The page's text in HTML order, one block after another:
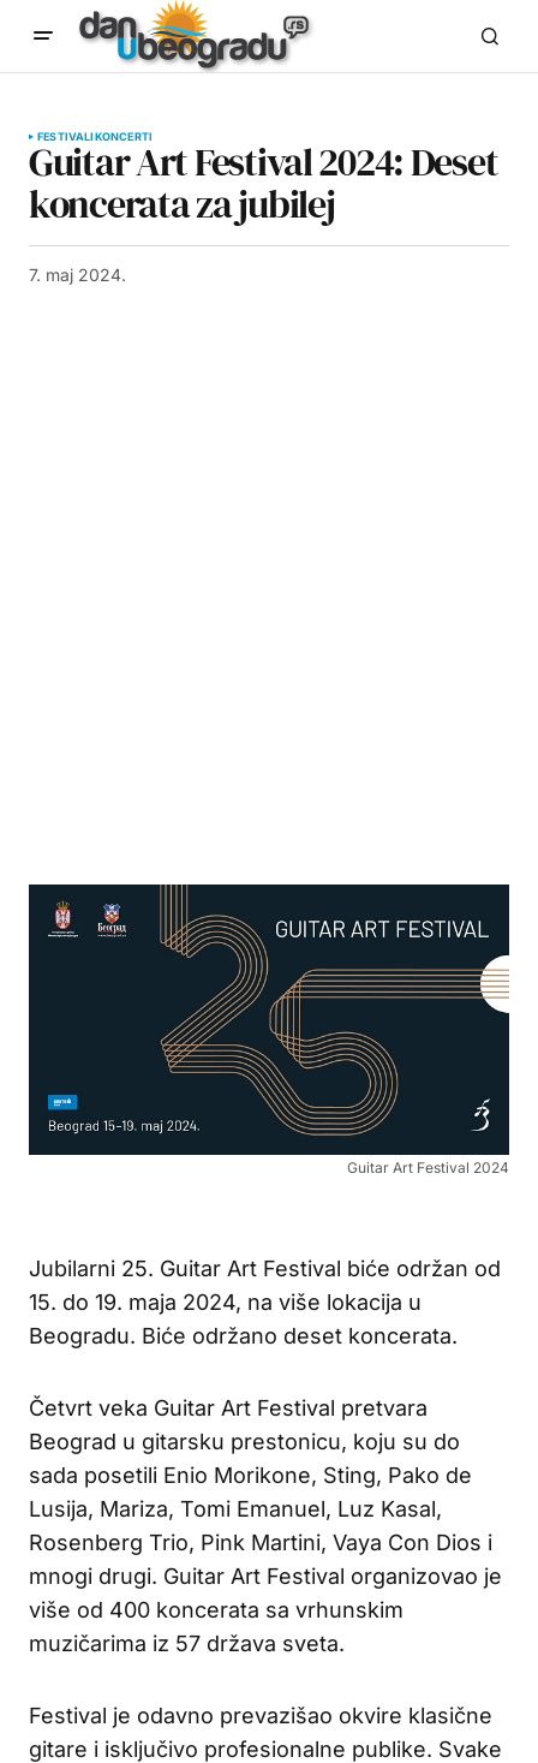
FESTIVALIKONCERTI
Guitar Art Festival 2024: Deset
koncerata za jubilej
7. maj 2024.
Guitar Art Festival 2024
Jubilarni 25. Guitar Art Festival biće održan od
15. do 19. maja 2024, na više lokacija u
Beogradu. Biće održano deset koncerata.
Četvrt veka Guitar Art Festival pretvara
Beograd u gitarsku prestonicu, koju su do
sada posetili Enio Morikone, Sting, Pako de
Lusija, Mariza, Tomi Emanuel, Luz Kasal,
Rosenberg Trio, Pink Martini, Vaya Con Dios i
mnogi drugi. Guitar Art Festival organizovao je
više od 400 koncerata sa vrhunskim
muzičarima iz 57 država sveta.
Festival je odavno prevazišao okvire klasične
gitare i isključivo profesionalne publike. Svake